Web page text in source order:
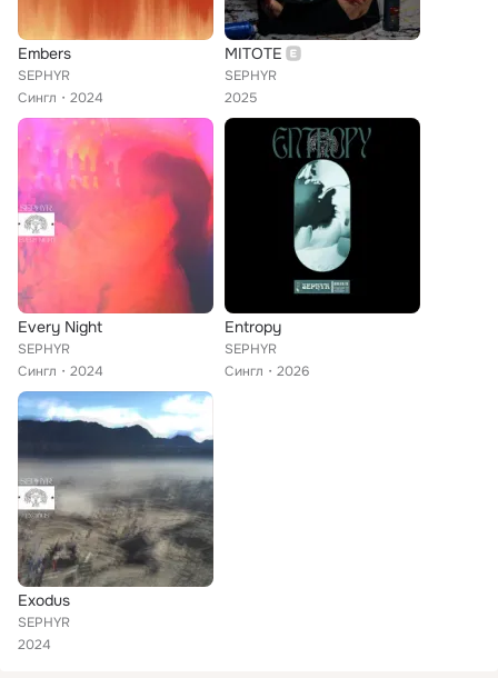
Embers
SEPHYR
Сингл
2024
MITOTE
SEPHYR
2025
Every Night
SEPHYR
Сингл
2024
Entropy
SEPHYR
Сингл
2026
Exodus
SEPHYR
2024